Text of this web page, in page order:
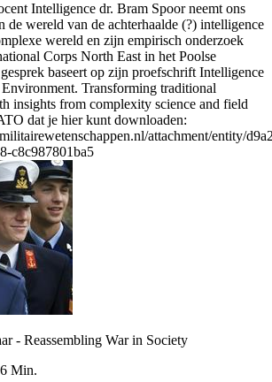
Intelligence dr. Bram Spoor neemt ons
de wereld van de achterhaalde (?) intelligence
wereld en zijn empirisch onderzoek
Corps North East in het Poolse
baseert op zijn proefschrift Intelligence
Transforming traditional
insights from complexity science and field
dat je hier kunt downloaden:
attachment/entity/
c8c987801ba5
- Reassembling War in Society
Min.